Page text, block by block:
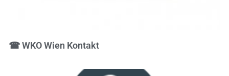
☎ WKO Wien Kontakt